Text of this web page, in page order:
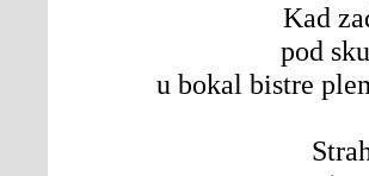
Kad
pod
u bokal bistre